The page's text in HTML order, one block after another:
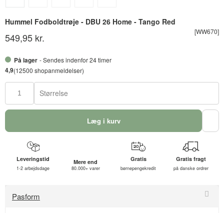
Hummel Fodboldtrøje - DBU 26 Home - Tango Red
[WW670]
549,95 kr.
På lager - Sendes indenfor 24 timer
4,9(12500 shopanmeldelser)
Størrelse
Læg i kurv
Leveringstid
1-2 arbejdsdage
Mere end
80.000+ varer
Gratis
børnepengekredit
Gratis fragt
på danske ordrer
Pasform